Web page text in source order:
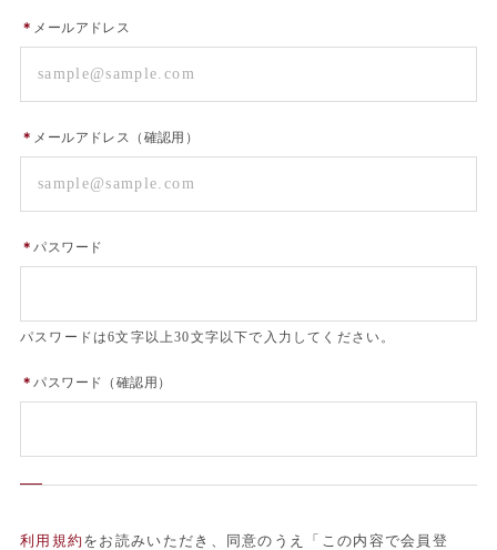
＊ メールアドレス
＊ メールアドレス（確認用）
＊パスワード
パスワードは6文字以上30文字以下で入力してください。
＊ パスワード（確認用）
利用規約 をお読みいただき、同意のうえ「この内容で会員登